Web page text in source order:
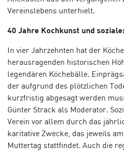
Vereinslebens unterhielt.
40 Jahre Kochkunst und
In vier Jahrzehnten hat der
herausragenden historischen
legendären Köchebälle.
der aufgrund des plötzlichen
kurzfristig abgesagt werden
Günter Strack als Moderator.
Verein vor allem durch das
karitative Zwecke, das jeweils
Muttertag stattfindet. Auch die